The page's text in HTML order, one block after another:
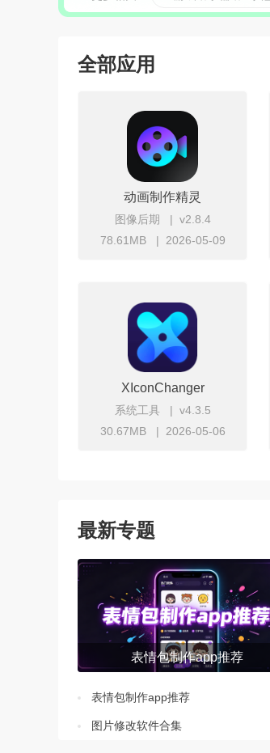
全部应用
动画制作精灵
图像后期
v2.8.4
78.61MB
2026-05-09
XIconChanger
系统工具
v4.3.5
30.67MB
2026-05-06
最新专题
表情包制作app推荐
表情包制作app推荐
图片修改软件合集